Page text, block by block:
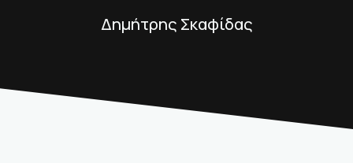
Δημήτρης Σκαφίδας